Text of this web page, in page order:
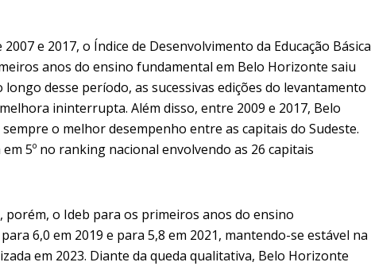
e 2017, o Índice de Desenvolvimento da Educação Básica
anos do ensino fundamental em Belo Horizonte saiu
longo desse período, as sucessivas edições do levantamento
ininterrupta. Além disso, entre 2009 e 2017, Belo
o melhor desempenho entre as capitais do Sudeste.
em 5º no ranking nacional envolvendo as 26 capitais
porém, o Ideb para os primeiros anos do ensino
6,0 em 2019 e para 5,8 em 2021, mantendo-se estável na
em 2023. Diante da queda qualitativa, Belo Horizonte